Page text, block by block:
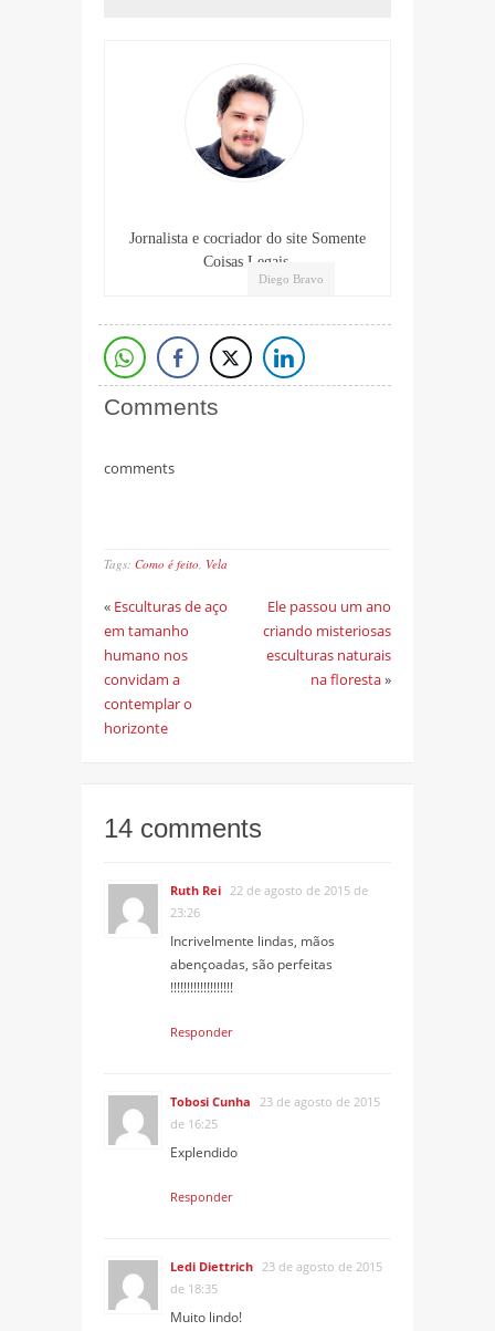
Diego Bravo
Jornalista e cocriador do site Somente
Coisas Legais.
Comments
comments
Tags: Como é feito, Vela
« Esculturas de aço
em tamanho
humano nos
convidam a
contemplar o
horizonte
Ele passou um ano
criando misteriosas
esculturas naturais
na floresta»
14 comments
Ruth Rei 22 de agosto de 2015 de
23:26
Incrivelmente lindas, mãos
abençoadas, são perfeitas
!!!!!!!!!!!!!!!!!!!
Responder
Tobosi Cunha 23 de agosto de 2015
de 16:25
Explendido
Responder
Ledi Diettrich 23 de agosto de 2015
de 18:35
Muito lindo!